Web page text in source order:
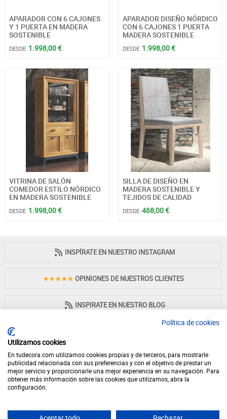
APARADOR CON 6 CAJONES
Y 1 PUERTA EN MADERA
SOSTENIBLE
DESDE 1.998,00 €
APARADOR DISEÑO NÓRDICO
CON 6 CAJONES 1 PUERTA
MADERA SOSTENIBLE
DESDE 1.998,00 €
VITRINA DE SALÓN
COMEDOR ESTILO NÓRDICO
EN MADERA SOSTENIBLE
DESDE 1.998,00 €
SILLA DE DISEÑO EN
MADERA SOSTENIBLE Y
TEJIDOS DE CALIDAD
DESDE 468,00 €
INSPÍRATE EN NUESTRO INSTAGRAM
★★★★★ OPINIONES DE NUESTROS CLIENTES
INSPIRATE EN NUESTRO BLOG
PAGO 100% SEGURO
Política de cookies
Utilizamos cookies
En tudecora.com utilizamos cookies propias y de terceros, para mostrarle
publicidad relacionada con sus preferencias y con el objetivo de prestar un
mejor servicio y proporcionarle una mejor experiencia en su navegación. Para
obtener más información sobre las cookies que utilizamos, abra la
configuración.